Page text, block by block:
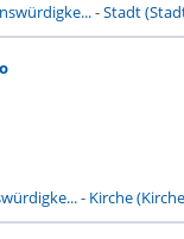
-Stadt
- Kirche